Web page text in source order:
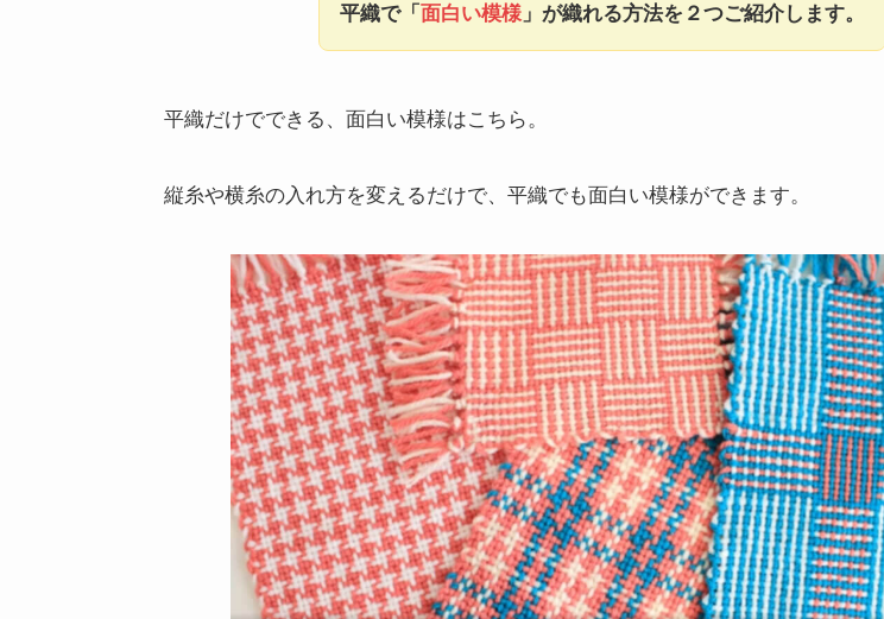
平織で「 面白い模様」が織れる方法を２つご紹介します。
平織だけでできる、面白い模様はこちら。
縦糸や横糸の入れ方を変えるだけで、平織でも面白い模様ができます。